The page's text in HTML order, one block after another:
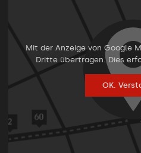
Mit der Anzeige von Google
Dritte übertragen. Dies
OK.